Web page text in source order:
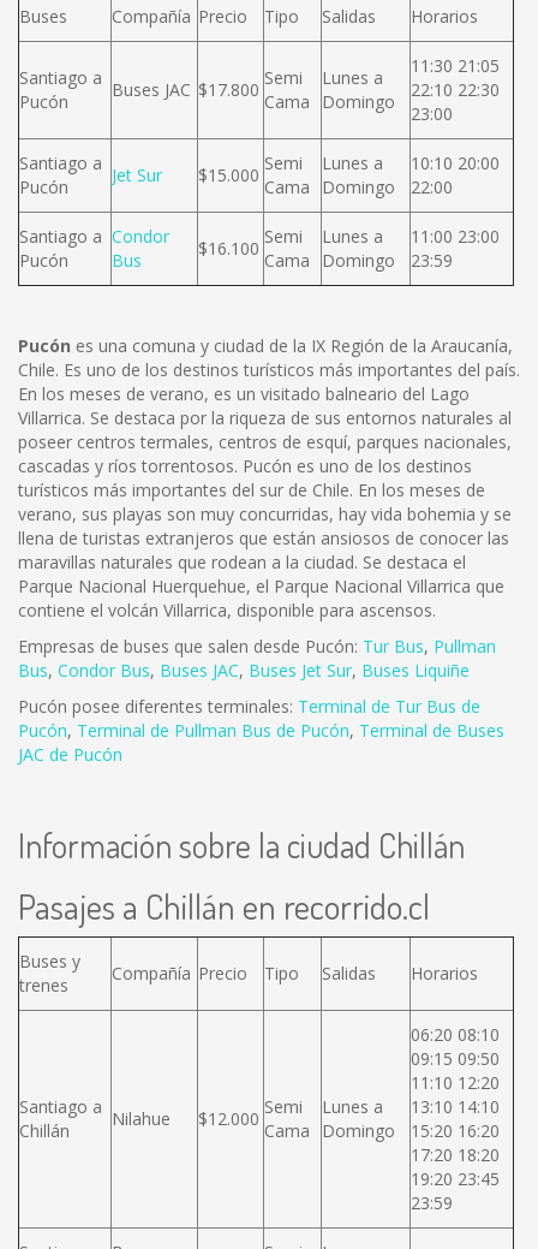
Buses Compañía Precio Tipo Salidas Horarios
Santiago a
Pucón
Buses JAC $17.800
Semi
Cama
Lunes a
Domingo
11:30 21:05
22:10 22:30
23:00
Santiago a
Pucón
Jet Sur $15.000
Semi
Cama
Lunes a
Domingo
10:10 20:00
22:00
Santiago a
Pucón
Condor
Bus
$16.100
Semi
Cama
Lunes a
Domingo
11:00 23:00
23:59
Pucón es una comuna y ciudad de la IX Región de la Araucanía,
Chile. Es uno de los destinos turísticos más importantes del país.
En los meses de verano, es un visitado balneario del Lago
Villarrica. Se destaca por la riqueza de sus entornos naturales al
poseer centros termales, centros de esquí, parques nacionales,
cascadas y ríos torrentosos. Pucón es uno de los destinos
turísticos más importantes del sur de Chile. En los meses de
verano, sus playas son muy concurridas, hay vida bohemia y se
llena de turistas extranjeros que están ansiosos de conocer las
maravillas naturales que rodean a la ciudad. Se destaca el
Parque Nacional Huerquehue, el Parque Nacional Villarrica que
contiene el volcán Villarrica, disponible para ascensos.
Empresas de buses que salen desde Pucón: Tur Bus, Pullman
Bus, Condor Bus, Buses JAC, Buses Jet Sur, Buses Liquiñe
Pucón posee diferentes terminales: Terminal de Tur Bus de
Pucón, Terminal de Pullman Bus de Pucón, Terminal de Buses
JAC de Pucón
Información sobre la ciudad Chillán
Pasajes a Chillán en recorrido.cl
Buses y
trenes
Compañía Precio Tipo Salidas Horarios
Santiago a
Chillán
Nilahue $12.000
Semi
Cama
Lunes a
Domingo
06:20 08:10
09:15 09:50
11:10 12:20
13:10 14:10
15:20 16:20
17:20 18:20
19:20 23:45
23:59